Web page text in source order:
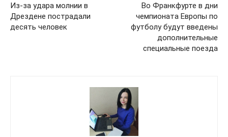
Из-за удара молнии в
Дрездене пострадали
десять человек
Во Франкфурте в дни
чемпионата Европы по
футболу будут введены
дополнительные
специальные поезда